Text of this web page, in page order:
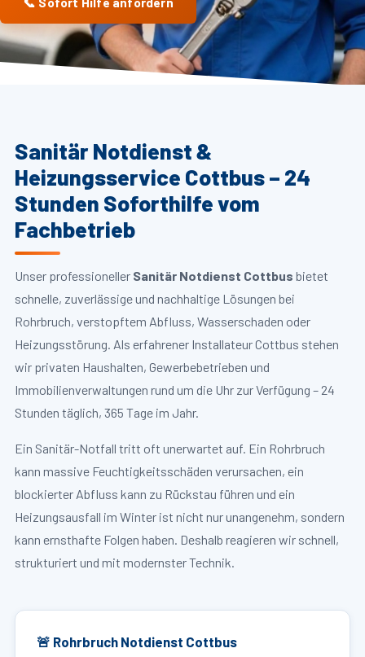
Sanitär Notdienst &
Heizungsservice Cottbus – 24
Stunden Soforthilfe vom
Fachbetrieb
Unser professioneller Sanitär Notdienst Cottbus bietet
schnelle, zuverlässige und nachhaltige Lösungen bei
Rohrbruch, verstopftem Abfluss, Wasserschaden oder
Heizungsstörung. Als erfahrener Installateur Cottbus stehen
wir privaten Haushalten, Gewerbebetrieben und
Immobilienverwaltungen rund um die Uhr zur Verfügung – 24
Stunden täglich, 365 Tage im Jahr.
Ein Sanitär-Notfall tritt oft unerwartet auf. Ein Rohrbruch
kann massive Feuchtigkeitsschäden verursachen, ein
blockierter Abfluss kann zu Rückstau führen und ein
Heizungsausfall im Winter ist nicht nur unangenehm, sondern
kann ernsthafte Folgen haben. Deshalb reagieren wir schnell,
strukturiert und mit modernster Technik.
🚨 Rohrbruch Notdienst Cottbus